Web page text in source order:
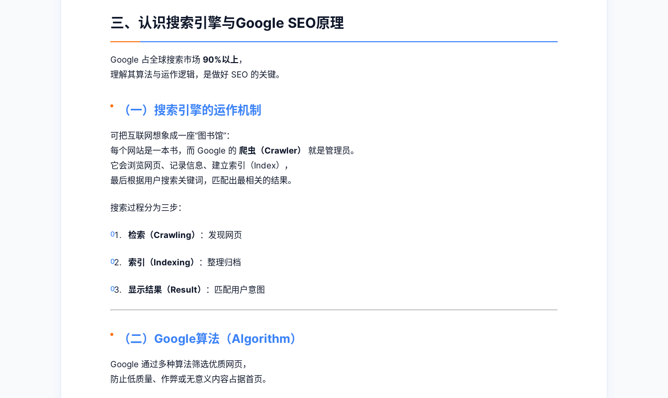
三、认识搜索引擎与Google SEO原理
Google 占全球搜索市场 90%以上，
理解其算法与运作逻辑，是做好 SEO 的关键。
（一）搜索引擎的运作机制
可把互联网想象成一座“图书馆”：
每个网站是一本书，而 Google 的 爬虫（Crawler）
就是管理员。
它会浏览网页、记录信息、建立索引（Index），
最后根据用户搜索关键词，匹配出最相关的结果。
搜索过程分为三步：
检索（Crawling） ：发现网页
索引（Indexing） ：整理归档
显示结果（Result） ：匹配用户意图
（二）Google算法（Algorithm）
Google 通过多种算法筛选优质网页，
防止低质量、作弊或无意义内容占据首页。